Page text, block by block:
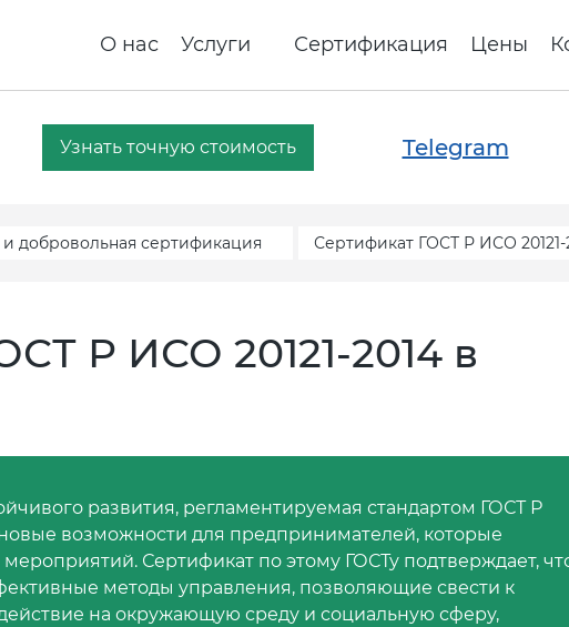
О нас Услуги Сертификация Цены
Узнать точную стоимость Telegram
добровольная сертификация Сертификат ГОСТ Р ИСО 20121-
Р ИСО 20121-2014 в
развития, регламентируемая стандартом ГОСТ Р
возможности для предпринимателей, которые
Сертификат по этому ГОСТу подтверждает,
методы управления, позволяющие свести к
на окружающую среду и социальную сферу,